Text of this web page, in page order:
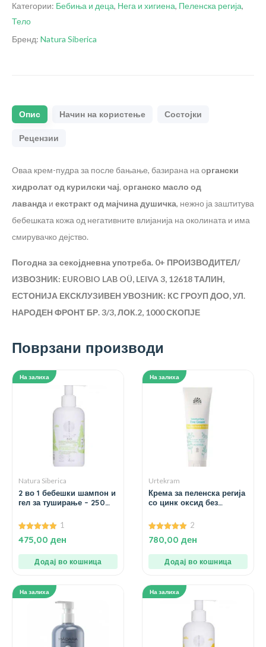
Категории: Бебиња и деца, Нега и хигиена, Пеленска регија,
Тело
Бренд: Natura Siberica
Опис Начин на користење Состојки
Рецензии
Оваа крем-пудра за после бањање, базирана на органски
хидролат од курилски чај, органско масло од
лаванда и екстракт од мајчина душичка, нежно ја заштитува
бебешката кожа од негативните влијанија на околината и има
смирувачко дејство.
Погодна за секојдневна употреба. 0+ ПРОИЗВОДИТЕЛ/
ИЗВОЗНИК: EUROBIO LAB OÜ, LEIVA 3, 12618 ТАЛИН,
ЕСТОНИЈА ЕКСКЛУЗИВЕН УВОЗНИК: КС ГРОУП ДОО, УЛ.
НАРОДЕН ФРОНТ БР. 3/3, ЛОК.2, 1000 СКОПЈЕ
Поврзани производи
На залиха
Natura Siberica
2 во 1 бебешки шампон и
гел за туширање – 250
5.00
од 5
1
475,00 ден
Додај во кошница
На залиха
Urtekram
Крема за пеленска регија
со цинк оксид без
5.00
од 5
2
780,00 ден
Додај во кошница
На залиха На залиха